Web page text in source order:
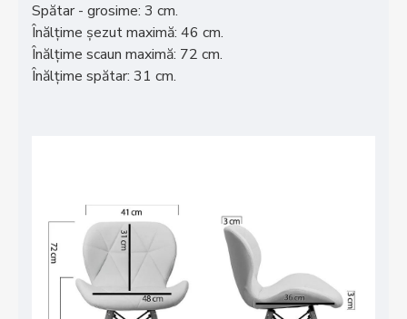
Spătar - grosime: 3 cm.
Înălțime șezut maximă: 46 cm.
Înălțime scaun maximă: 72 cm.
Înălțime spătar: 31 cm.